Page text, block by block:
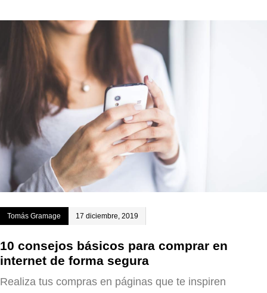
Tomás Gramage 17 diciembre, 2019
10 consejos básicos para comprar en
internet de forma segura
Realiza tus compras en páginas que te inspiren